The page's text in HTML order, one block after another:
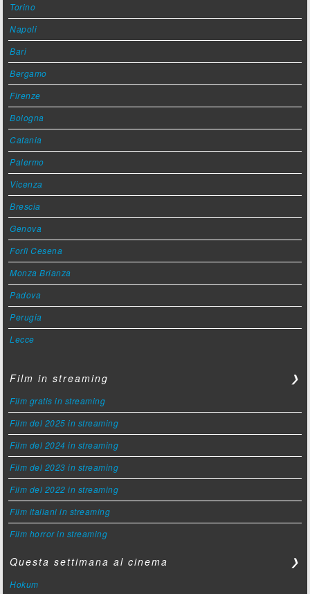
Torino
Napoli
Bari
Bergamo
Firenze
Bologna
Catania
Palermo
Vicenza
Brescia
Genova
Forlì Cesena
Monza Brianza
Padova
Perugia
Lecce
Film in streaming ❯
Film gratis in streaming
Film del 2025 in streaming
Film del 2024 in streaming
Film del 2023 in streaming
Film del 2022 in streaming
Film italiani in streaming
Film horror in streaming
Questa settimana al cinema ❯
Hokum